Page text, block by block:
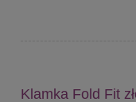
Klamka Fold Fit